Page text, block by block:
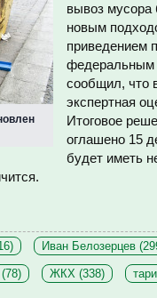
вывоз мусора
новым
приведением
федеральным
сообщил, что
экспертная
Итоговое
оглашено 15
будет иметь
Иван Белозерцев
ЖКХ (338)